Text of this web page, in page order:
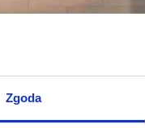
Zgoda
najważniejsze okazje
doradztwo i